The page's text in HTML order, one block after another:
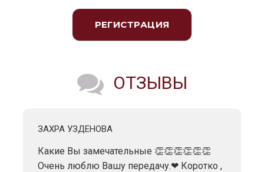
РЕГИСТРАЦИЯ
ОТЗЫВЫ
ЗАХРА УЗДЕНОВА
Какие Вы замечательные 👏👏👏👏👏👏
Очень люблю Вашу передачу.❤ Коротко ,